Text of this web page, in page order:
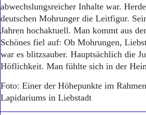
abwechslungsreicher Inhalte war.
deutschen Mohrunger die Leitfigur.
Jahren hochaktuell. Man kommt aus
Schönes fiel auf: Ob Mohrungen,
war es blitzsauber. Hauptsächlich die
Höflichkeit. Man fühlte sich in der
Foto: Einer der Höhepunkte im
Lapidariums in Liebstadt